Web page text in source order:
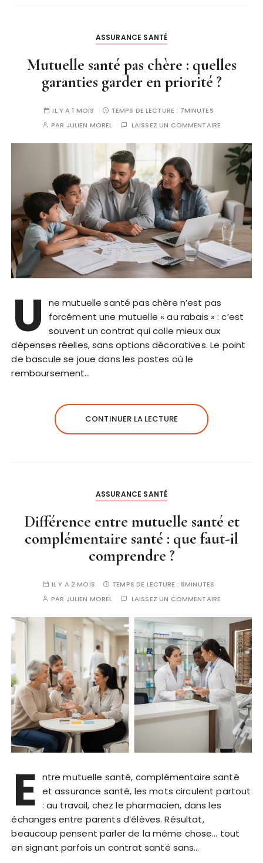
ASSURANCE SANTÉ
Mutuelle santé pas chère : quelles
garanties garder en priorité ?
IL Y A 1 MOIS TEMPS DE LECTURE : 7MINUTES
PAR JULIEN MOREL LAISSEZ UN COMMENTAIRE
U
ne mutuelle santé pas chère n’est pas
forcément une mutuelle « au rabais » : c’est
souvent un contrat qui colle mieux aux
dépenses réelles, sans options décoratives. Le point
de bascule se joue dans les postes où le
remboursement…
CONTINUER LA LECTURE
ASSURANCE SANTÉ
Différence entre mutuelle santé et
complémentaire santé : que faut-il
comprendre ?
IL Y A 2 MOIS TEMPS DE LECTURE :8MINUTES
PAR JULIEN MOREL LAISSEZ UN COMMENTAIRE
E ntre mutuelle santé, complémentaire santé
et assurance santé, les mots circulent partout
: au travail, chez le pharmacien, dans les
échanges entre parents d’élèves. Résultat,
beaucoup pensent parler de la même chose… tout
en signant parfois un contrat santé sans…